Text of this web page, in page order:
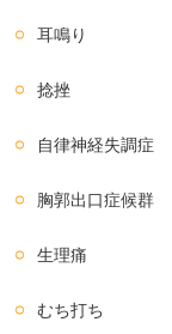
耳鳴り
捻挫
自律神経失調症
胸郭出口症候群
生理痛
むち打ち